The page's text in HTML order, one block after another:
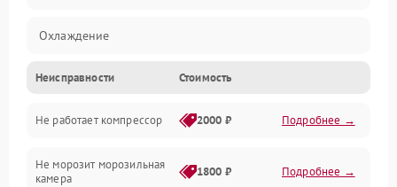
Охлаждение
Механика
Электропитание
Дренаж
Неисправности Стоимость
Не работает компрессор 2000 ₽ Подробнее →
Не морозит морозильная
камера
1800 ₽ Подробнее →